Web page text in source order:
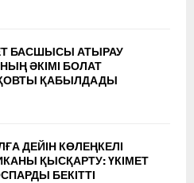
БАСШЫСЫ АТЫРАУ
ӘКІМІ БОЛАТ
ҚАБЫЛДАДЫ
ДЕЙІН КӨЛЕҢКЕЛІ
ҚЫСҚАРТУ: ҮКІМЕТ
БЕКІТТІ